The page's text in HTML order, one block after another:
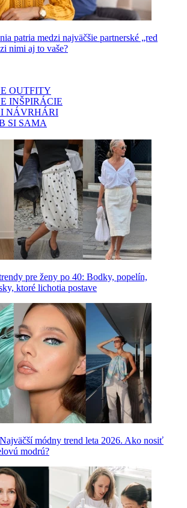
patria medzi najväčšie partnerské „red
nimi aj to vaše?
OUTFITY
INŠPIRÁCIE
NÁVRHÁRI
SI SAMA
pre ženy po 40: Bodky, popelín,
ktoré lichotia postave
módny trend leta 2026. Ako nosiť
modrú?